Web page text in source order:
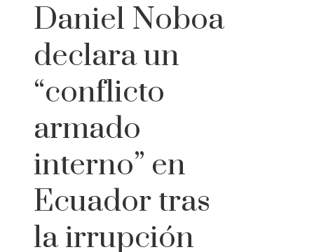
Daniel Noboa
declara un
“conflicto
armado
interno” en
Ecuador tras
la irrupción